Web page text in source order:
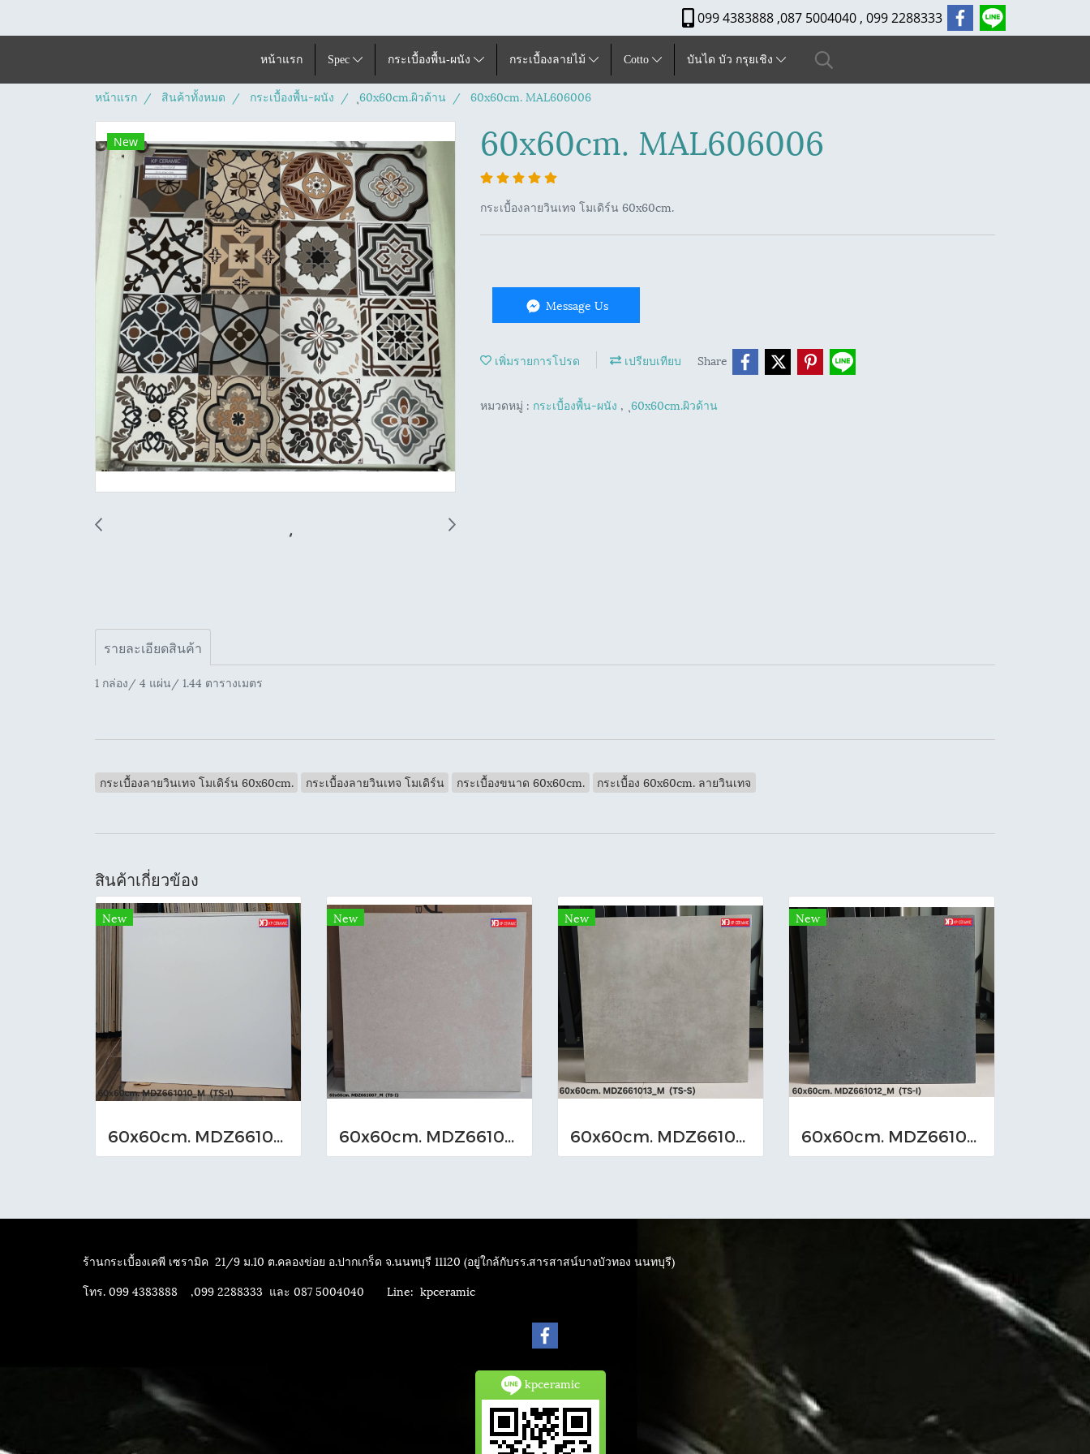
099 4383888 ,087 5004040 , 099 2288333
หน้าแรก Spec กระเบื้องพื้น-ผนัง กระเบื้องลายไม้ Cotto บันได บัว กรุยเชิง
หน้าแรก สินค้าทั้งหมด กระเบื้องพื้น-ผนัง ุ60x60cm.ผิวด้าน 60x60cm. MAL606006
New 60x60cm. MAL606006
กระเบื้องลายวินเทจ โมเดิร์น 60x60cm.
Message Us
เพิ่มรายการโปรด เปรียบเทียบ Share
หมวดหมู่ : กระเบื้องพื้น-ผนัง , ุ60x60cm.ผิวด้าน
รายละเอียดสินค้า
1 กล่อง/ 4 แผ่น/ 1.44 ตารางเมตร
กระเบื้องลายวินเทจ โมเดิร์น 60x60cm. กระเบื้องลายวินเทจ โมเดิร์น กระเบื้องขนาด 60x60cm. กระเบื้อง 60x60cm. ลายวินเทจ
สินค้าเกี่ยวข้อง
New
60x60cm. MDZ661010_M (TS-I)
New
60x60cm. MDZ661007_M (TS-I)
New
60x60cm. MDZ661013_M (TS-I)
New
60x60cm. MDZ661012_M (TS-I)
ร้านกระเบื้องเคพี เซรามิค 21/9 ม.10 ต.คลองข่อย อ.ปากเกร็ด จ.นนทบุรี 11120 (อยู่ใกล้กับรร.สารสาสน์บางบัวทอง นนทบุรี)
โทร. 099 4383888 ,099 2288333 และ 087 5004040 Line: kpceramic
kpceramic